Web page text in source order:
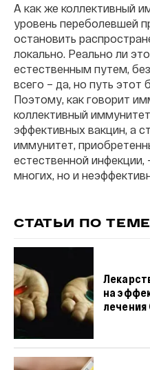
А как же коллективный
уровень переболевшей
остановить
локально. Реально ли
естественным путем,
всего – да, но путь этот
Поэтому, как говорит
коллективный
эффективных вакцин, а
иммунитет,
естественной инфекции,
многих, но и
СТАТЬИ ПО ТЕМЕ
на
лечения